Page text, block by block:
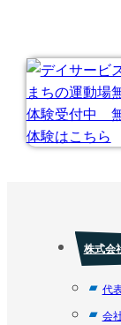
株式会
代
会